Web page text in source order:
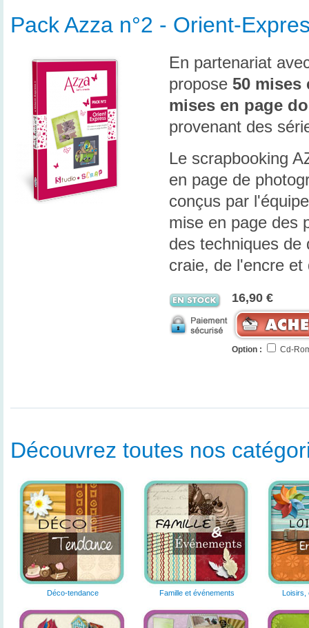
Pack Azza n°2 - Orient-
En partenariat
propose 50 mises
mises en page
provenant des
Le scrapbooking
en page de
conçus par
mise en page des
des techniques de
craie, de l'encre
16,90 €
Option : Cd-
Découvrez toutes nos
Déco-tendance Famille et événements Loisirs,